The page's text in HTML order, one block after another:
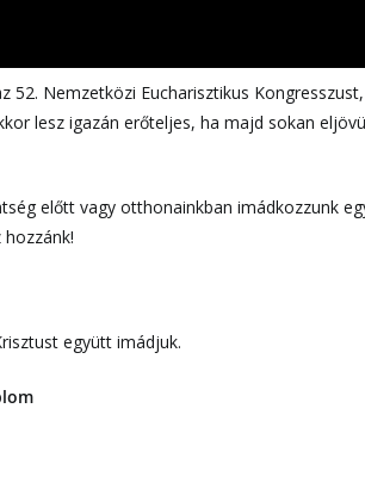
52. Nemzetközi Eucharisztikus
lesz igazán erőteljes, ha majd sokan
előtt vagy otthonainkban imádkozzunk
együtt imádjuk.